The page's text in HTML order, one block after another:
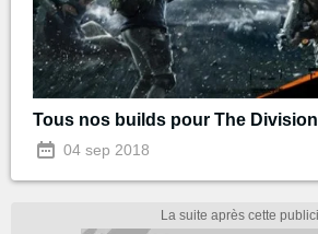
Tous nos builds pour The Division
04 sep 2018